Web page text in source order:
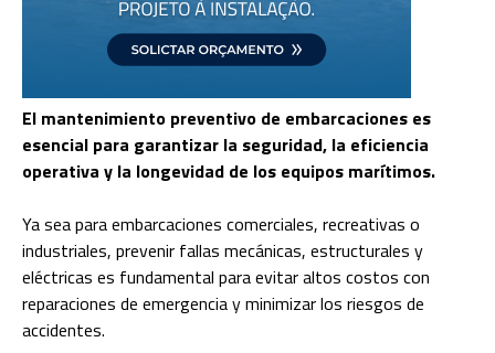
El mantenimiento preventivo de embarcaciones es
esencial para garantizar la seguridad, la eficiencia
operativa y la longevidad de los equipos marítimos.
Ya sea para embarcaciones comerciales, recreativas o
industriales, prevenir fallas mecánicas, estructurales y
eléctricas es fundamental para evitar altos costos con
reparaciones de emergencia y minimizar los riesgos de
accidentes.